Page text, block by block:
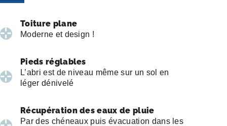
Toiture plane
Moderne et design !
Pieds réglables
L’abri est de niveau même sur un sol en
léger dénivelé
Récupération des eaux de pluie
Par des chéneaux puis évacuation dans les